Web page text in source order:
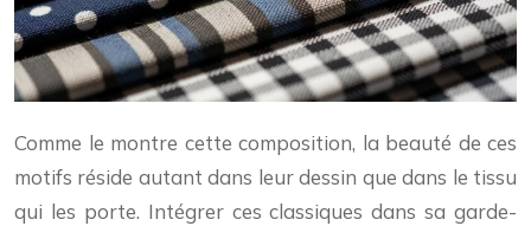
Comme le montre cette composition, la beauté de ces
motifs réside autant dans leur dessin que dans le tissu
qui les porte. Intégrer ces classiques dans sa garde-